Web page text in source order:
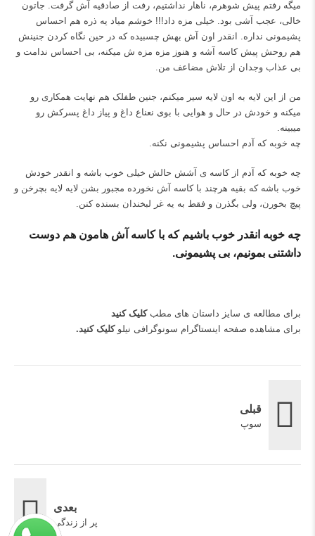
میگه رفتم پیش شوهرم، ناهار نداشتیم، رفت از صادقیه آش گرفت. جاتون
خالی، عجب آشی بود. خیلی مزه داد!!! خوشم میاد یه ذره هم احساس
پشیمونی نداره. انقدر اون آش بهش چسبیده که در حین نگاه کردن جنینش
هم روحش پیش کاسه آشه و هنوز مزه مزه ش میکنه، بی احساس ندامت و
بی عذاب وجدان از تلاش مضاعف من.
من از این لایه به اون لایه سیر میکنم، جنین طفلک هم نهایت همکاری رو
میکنه و‌ خودش در حال و هوایی با بوی نعناع داغ و پیاز داغ پسرکش رو
میبینه.
چه خوبه که آدم احساس پشیمونی نکنه.
چه خوبه که آدم از کاسه ی آشش حالش خیلی خوب باشه و انقدر خودش
خوب باشه که بقیه هرچند با کاسه آش نخورده مجبور بشن لایه لایه بچرخن و
پیچ بخورن، ولی بگذرن و فقط به یه غر لبخندان بسنده کنن.
چه خوبه انقدر خوب باشیم که با کاسه آش هامون هم دوست
داشتنی بمونیم، بی پشیمونی.
برای مطالعه ی سایز داستان های مطب کلیک کنید
برای مشاهده صفحه اینستاگرام سونوگرافی نیلوکلیک کنید.
قبلی
سوپ
بعدی
پر از زندگی